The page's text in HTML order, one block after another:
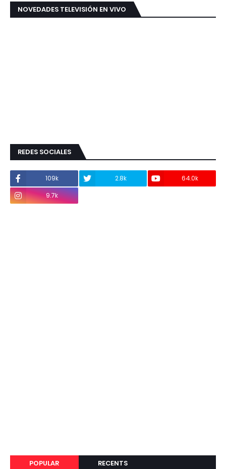
NOVEDADES TELEVISIÓN EN VIVO
REDES SOCIALES
109k 2.8k
64.0k
9.7k
POPULAR RECENTS